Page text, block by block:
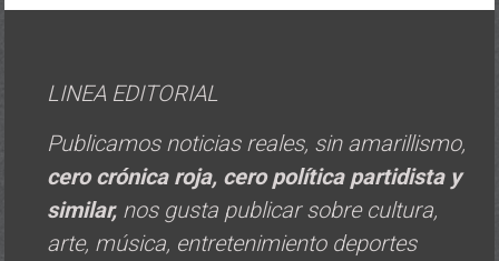
LINEA EDITORIAL
Publicamos noticias reales, sin amarillismo,
cero crónica roja, cero política partidista y
similar, nos gusta publicar sobre cultura,
arte, música, entretenimiento deportes